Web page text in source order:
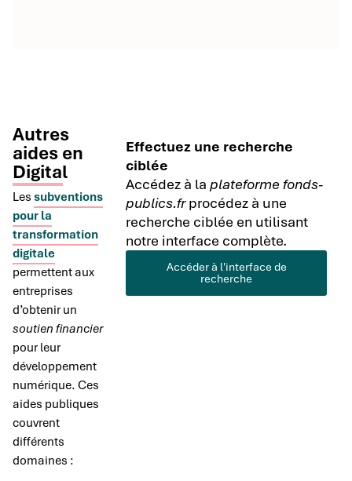
Autres
aides en
Digital
Les subventions
pour la
transformation
digitale
permettent aux
entreprises
d’obtenir un
soutien financier
pour leur
développement
numérique. Ces
aides publiques
couvrent
différents
domaines :
Effectuez une recherche
ciblée
Accédez à laplateforme fonds-
publics.frprocédez à une
recherche ciblée en utilisant
notre interface complète.
Accéder à l'interface de
recherche